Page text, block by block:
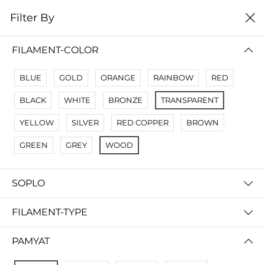
0
No Results
Not Found Filters1
Not Found Filters2
Filter By
FILAMENT-COLOR
BLUE GOLD ORANGE RAINBOW RED
BLACK WHITE BRONZE TRANSPARENT
YELLOW SILVER RED COPPER BROWN
GREEN GREY WOOD
SOPLO
FILAMENT-TYPE
PAMYAT